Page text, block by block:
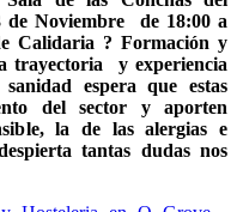
de Noviembre de 18:00 a
Calidaria ? Formación y
trayectoria y experiencia
espera que estas
del sector y aporten
la de las alergias e
tantas dudas nos